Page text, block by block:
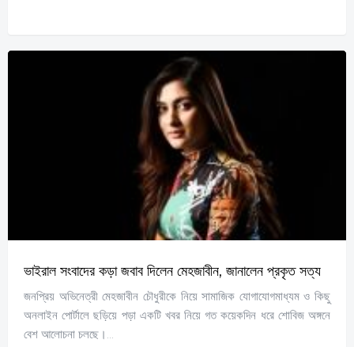
ভাইরাল সংবাদের কড়া জবাব দিলেন মেহজাবীন, জানালেন প্রকৃত সত্য
জনপ্রিয় অভিনেত্রী মেহজাবীন চৌধুরীকে নিয়ে সামাজিক যোগাযোগমাধ্যম ও কিছু
অনলাইন পোর্টালে ছড়িয়ে পড়া একটি খবর নিয়ে গত কয়েকদিন ধরে শোবিজ অঙ্গনে
বেশ আলোচনা চলছে।...